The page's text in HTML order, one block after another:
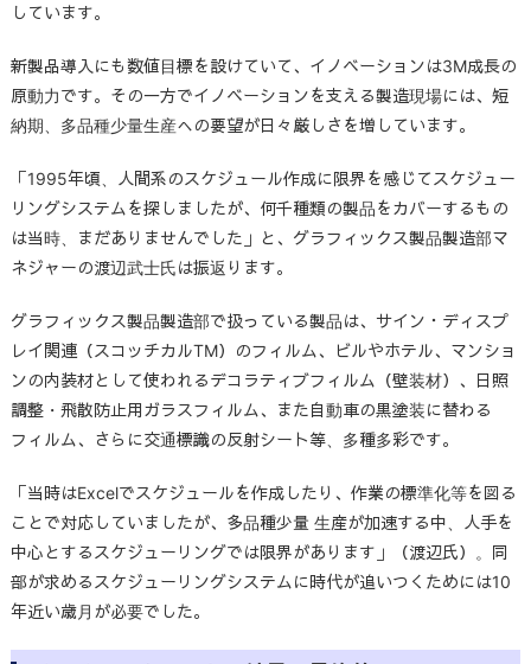
しています。
新製品導入にも数値目標を設けていて、イノベーションは3M成長の
原動力です。その一方でイノベーションを支える製造現場には、短
納期、多品種少量生産への要望が日々厳しさを増しています。
「1995年頃、人間系のスケジュール作成に限界を感じてスケジュー
リングシステムを探しましたが、何千種類の製品をカバーするもの
は当時、まだありませんでした」と、グラフィックス製品製造部マ
ネジャーの渡辺武士氏は振返ります。
グラフィックス製品製造部で扱っている製品は、サイン・ディスプ
レイ関連（スコッチカルTM）のフィルム、ビルやホテル、マンショ
ンの内装材として使われるデコラティブフィルム（壁装材）、日照
調整・飛散防止用ガラスフィルム、また自動車の黒塗装に替わる
フィルム、さらに交通標識の反射シート等、多種多彩です。
「当時はExcelでスケジュールを作成したり、作業の標準化等を図る
ことで対応していましたが、多品種少量 生産が加速する中、人手を
中心とするスケジューリングでは限界があります」（渡辺氏）。同
部が求めるスケジューリングシステムに時代が追いつくためには10
年近い歳月が必要でした。